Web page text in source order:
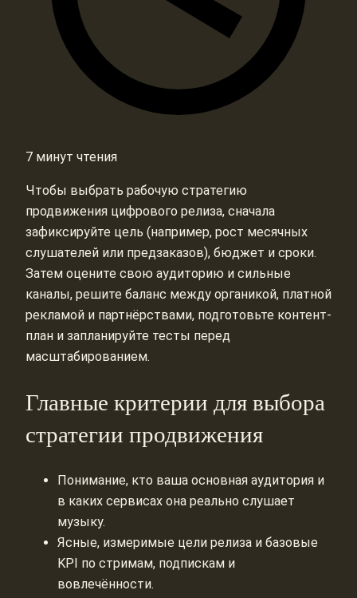
7 минут чтения
Чтобы выбрать рабочую стратегию
продвижения цифрового релиза, сначала
зафиксируйте цель (например, рост месячных
слушателей или предзаказов), бюджет и сроки.
Затем оцените свою аудиторию и сильные
каналы, решите баланс между органикой, платной
рекламой и партнёрствами, подготовьте контент-
план и запланируйте тесты перед
масштабированием.
Главные критерии для выбора
стратегии продвижения
Понимание, кто ваша основная аудитория и
в каких сервисах она реально слушает
музыку.
Ясные, измеримые цели релиза и базовые
KPI по стримам, подпискам и
вовлечённости.